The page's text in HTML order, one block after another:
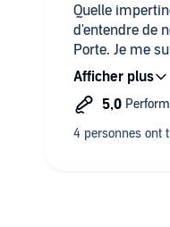
Quelle
d'entendre de
Porte. Je me